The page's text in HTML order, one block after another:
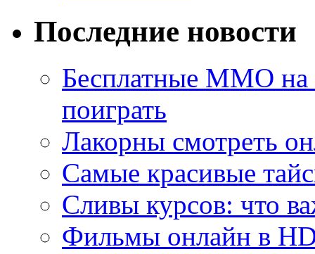
Последние новости
Бесплатные MMO
поиграть
Лакорны смотреть
Самые красивые
Сливы курсов: что
Фильмы онлайн в